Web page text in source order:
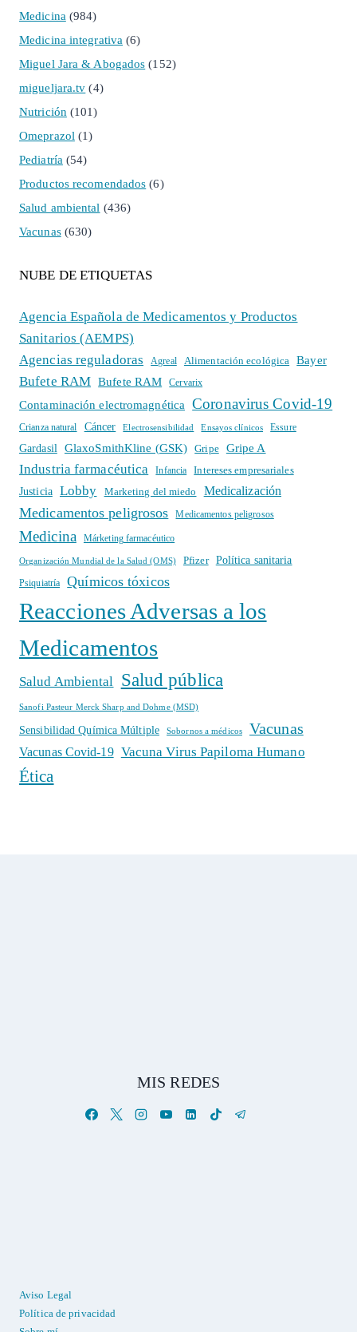
Medicina(984)
Medicina integrativa (6)
Miguel Jara & Abogados (152)
migueljara.tv (4)
Nutrición(101)
Omeprazol(1)
Pediatría(54)
Productos recomendados (6)
Salud ambiental (436)
Vacunas(630)
NUBE DE ETIQUETAS
Agencia Española de Medicamentos y Productos
Sanitarios (AEMPS)
Agencias reguladoras
Agreal Alimentación ecológica Bayer
Bufete RAM Bufete RAM Cervarix
Contaminación electromagnética Coronavirus Covid-19
Crianza natural Cáncer Electrosensibilidad Ensayos clínicos Essure
Gardasil GlaxoSmithKline (GSK) Gripe Gripe A
Industria farmacéutica Infancia
Intereses empresariales
Justicia
Lobby Marketing del miedo Medicalización
Medicamentos peligrosos Medicamentos peligrosos
Medicina Márketing farmacéutico
Organización Mundial de la Salud (OMS) Pfizer Política sanitaria
Psiquiatría Químicos tóxicos
Reacciones Adversas a los
Medicamentos
Salud Ambiental Salud pública
Sanofi Pasteur Merck Sharp and Dohme (MSD)
Sensibilidad Química Múltiple Sobornos a médicos Vacunas
Vacunas Covid-19 Vacuna Virus Papiloma Humano
Ética
MIS REDES
Aviso Legal
Política de privacidad